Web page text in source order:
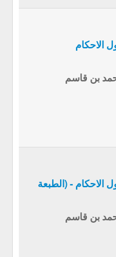
الاحكام
بن قاسم
الاحكام - (الطبعة
بن قاسم